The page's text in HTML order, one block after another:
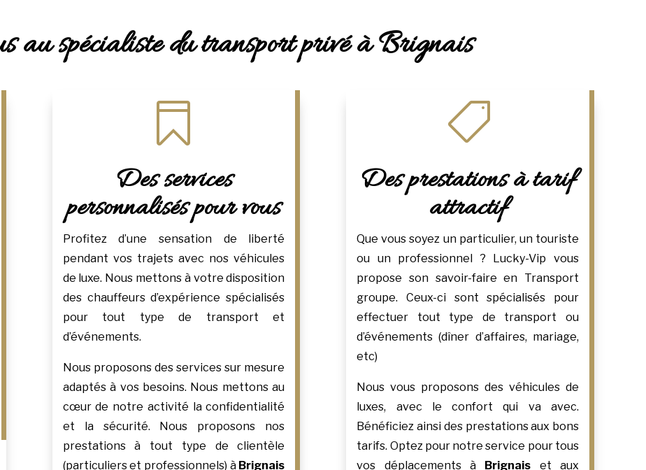
au spécialiste du transport privé à Brignais

Des services
personnalisés pour vous
Profitez d’une sensation de liberté
pendant vos trajets avec nos véhicules
de luxe. Nous mettons à votre disposition
des chauffeurs d’expérience spécialisés
pour tout type de transport et
d’événements.
Nous proposons des services sur mesure
adaptés à vos besoins. Nous mettons au
cœur de notre activité la confidentialité
et la sécurité. Nous proposons nos
prestations à tout type de clientèle
(particuliers et professionnels) à Brignais

Des prestations à tarif
attractif
Que vous soyez un particulier, un touriste
ou un professionnel ? Lucky-Vip vous
propose son savoir-faire en Transport
groupe. Ceux-ci sont spécialisés pour
effectuer tout type de transport ou
d’événements (dîner d’affaires, mariage,
etc)
Nous vous proposons des véhicules de
luxes, avec le confort qui va avec.
Bénéficiez ainsi des prestations aux bons
tarifs. Optez pour notre service pour tous
vos déplacements à
Brignais et aux